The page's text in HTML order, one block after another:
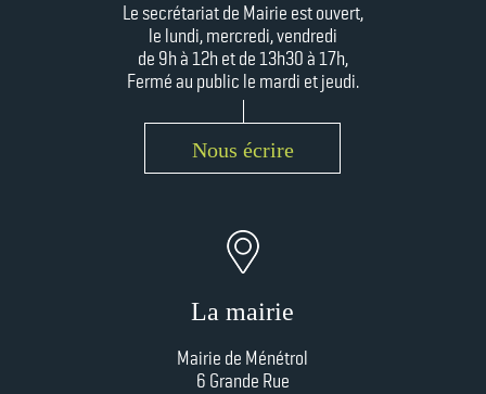
Le secrétariat de Mairie est ouvert,
le lundi, mercredi, vendredi
de 9h à 12h etde 13h30 à 17h,
Fermé au public le mardi et jeudi.
Nous écrire
La mairie
Mairie de Ménétrol
6 Grande Rue